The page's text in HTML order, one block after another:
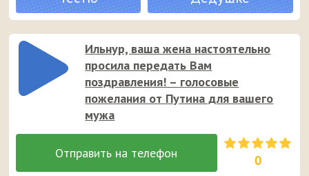
Ильнур, ваша жена настоятельно
просила передать Вам
поздравления! – голосовые
пожелания от Путина для вашего
мужа
0